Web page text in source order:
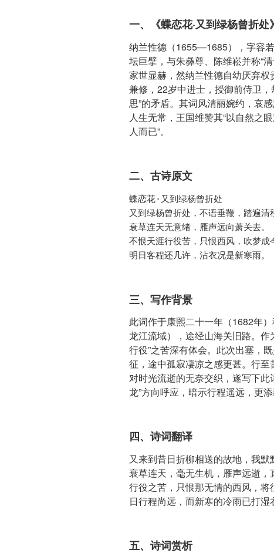
一、《蝶恋花·又到绿杨曾折处
纳兰性德（1655—1685），字容
坛巨擘，与朱彝尊、陈维崧并称“
家世显赫，然纳兰性德自幼厌弃
兼修，22岁中进士，授御前侍卫
思”的矛盾。其词风清丽婉约，哀
人生无常，王国维赞其“以自然之
人而已”。
二、古诗原文
蝶恋花·又到绿杨曾折处
又到绿杨曾折处，不语垂鞭，踏遍清
衰草连天无意绪，雁声远向萧关去。
不恨天涯行役苦，只恨西风，吹梦成
明日客程还几许，沾衣况是新寒雨。
三、写作背景
此词作于康熙二十一年（1682年
龙江流域），途经山海关旧路。
行役”之苦深有体会。此次出塞，
征，途中孤寂凄凉之感更甚。行
对时光流逝的无奈交织，遂写下此
龙”方向呼应，暗示行程遥远，更添
四、诗词翻译
又来到昔日折柳相送的故地，我默
衰草连天，毫无生机，雁声远逝
行役之苦，只恨那无情的西风，
日行程尚远，而新寒的冷雨已打湿
五、诗词赏析